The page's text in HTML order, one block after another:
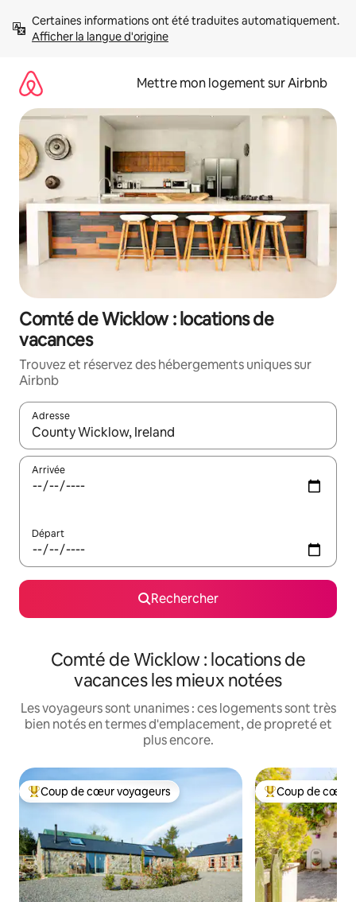
directement
Afficher la langue d'origine
Mettre mon logement sur Airbnb
Comté de Wicklow : locations de
vacances
Trouvez et réservez des hébergements uniques sur
Airbnb
Adresse
Lorsque les résultats s'affichent, utilisez les flèches vers le
Arrivée
Départ
Rechercher
Comté de Wicklow : locations de
vacances les mieux notées
Les voyageurs sont unanimes : ces logements sont très
bien notés en termes d'emplacement, de propreté et
plus encore.
Coups de cœur voyageurs les plus appréciés
Coup de cœur voyageurs Coups de cœur
Coup de cœur